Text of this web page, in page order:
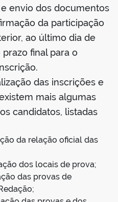
envio dos documentos
da participação
ao último dia de
final para o
das inscrições e
mais algumas
candidatos, listadas
da relação oficial das
dos locais de prova;
das provas de